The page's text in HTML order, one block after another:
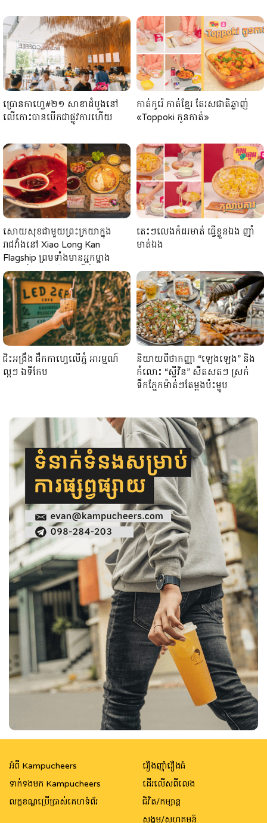
ប្រោនកាហ្វេ#២១ សាខាដំបូងនៅ
លើកោះបានបើកជាផ្លូវការហើយ
កាត់កូរ៉េ កាត់ខ្មែរ តែរសជាតិឆ្ងាញ់
«Toppoki កូនកាត់»
សោយសុខជាមួយព្រះក្រយាក្នុង
រាជវាំងនៅ Xiao Long Kan
Flagship ព្រមទាំងមានអ្នកម្នាង
ឆ្វេងស្ដាំដូចក្នុងរឿងចិនអ៊ីចឹង
តេះៗលេងកំដរមាត់ ធ្វើខ្លួនឯង ញ៉ាំ
មាត់ឯង
ជិះអង្រឹង ផឹកកាហ្វេលើភ្នំ អារម្មណ៍
ល្អៗ ឯទីកែប
និយាយពីថាកញ្ញា “ឡេងឡេង” និង
កំលោះ “ស្ទីវិន” សឺតសតៗ ស្រក់
ទឹកភ្នែកម៉ាត់ៗតែម្ដងប៉ះម្ហូប
អំពី Kampucheers
ទាក់ទងមក Kampucheers
លក្ខខណ្ឌប្រើប្រាស់គេហទំព័រ
រឿងញ៉ាំរឿងធំ
ដើរលើសពីលេង
ជិវិត/កម្សាន្ត
សង្គម/សហគមន៍